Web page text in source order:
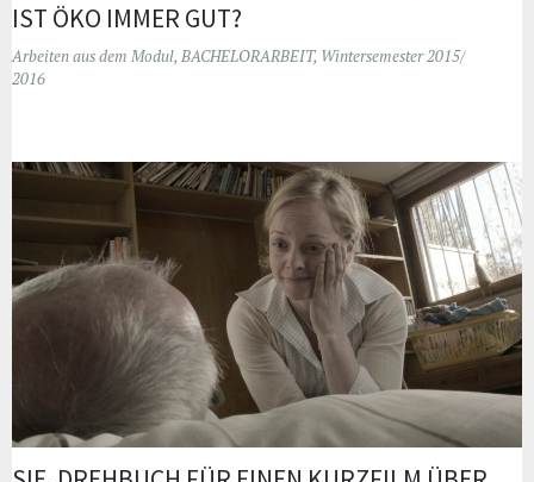
IST ÖKO IMMER GUT?
Arbeiten aus dem Modul, BACHELORARBEIT, Wintersemester 2015/
2016